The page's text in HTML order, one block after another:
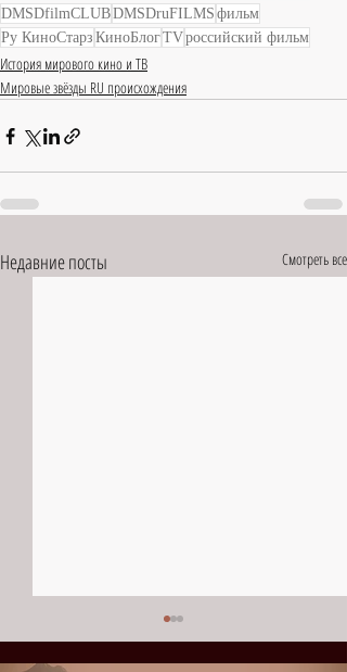
DMSDfilmCLUBDMSDruFILMS фильм
Ру КиноСтарз КиноБлогTVроссийский фильм
История мирового кино и ТВ
Мировые звёзды RU происхождения
Недавние посты Смотреть все